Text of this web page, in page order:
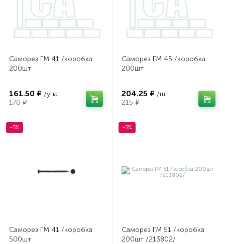
Саморез ГМ 41 /коробка
200шт
161.50 ₽ /упа
170 ₽
Саморез ГМ 45 /коробка
200шт
204.25 ₽ /шт
215 ₽
-5%
Саморез ГМ 41 /коробка
500шт
-5%
Саморез ГМ 51 /коробка
200шт /213802/